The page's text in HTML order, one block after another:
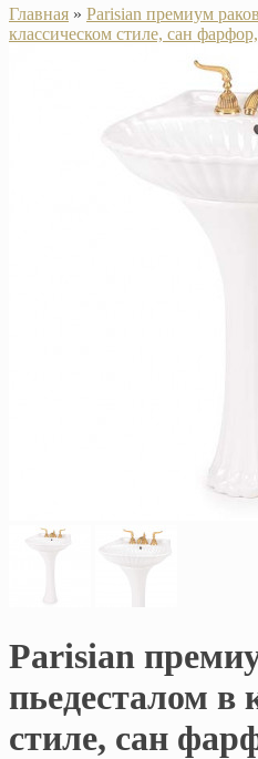
Главная » Parisian премиум
классическом стиле, сан
Parisian
пьедесталом в
стиле, сан